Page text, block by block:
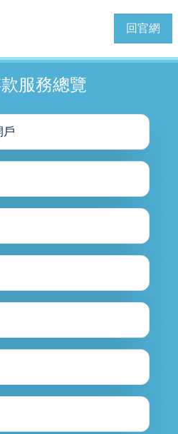
回官網
服務總覽
戶